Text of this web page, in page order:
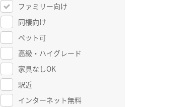
ファミリー向け
同棲向け
ペット可
高級・ハイグレード
家具なしOK
駅近
インターネット無料